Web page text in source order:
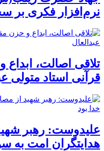
نرم‌افزار فکری بر
تلاقی اصالت، ابداع
قرآنی استاد متولی
علیدوست: رهبر
هدایتگران امت به